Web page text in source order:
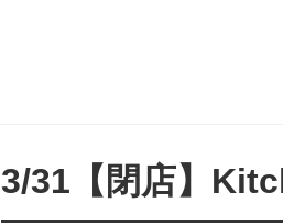
3/31【閉店】